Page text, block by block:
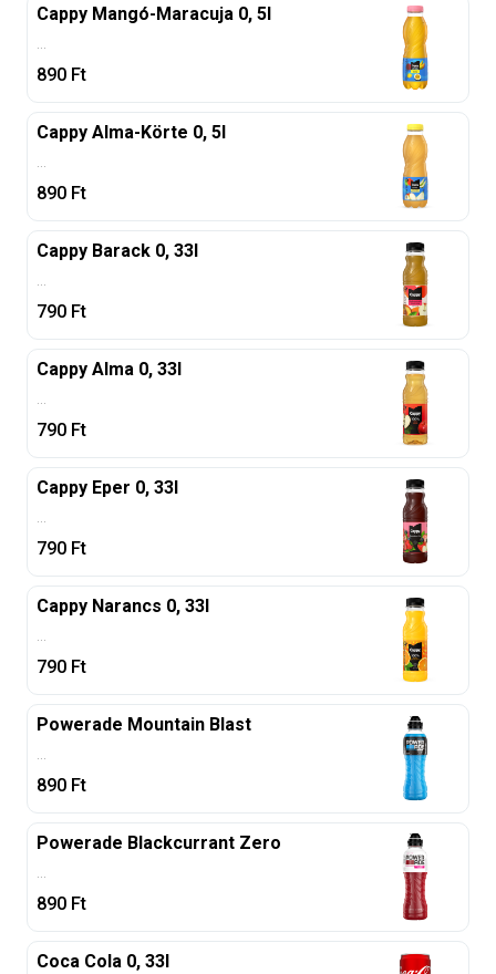
Cappy Mangó-Maracuja 0, 5l
...
890 Ft
Cappy Alma-Körte 0, 5l
...
890 Ft
Cappy Barack 0, 33l
...
790 Ft
Cappy Alma 0, 33l
...
790 Ft
Cappy Eper 0, 33l
...
790 Ft
Cappy Narancs 0, 33l
...
790 Ft
Powerade Mountain Blast
...
890 Ft
Powerade Blackcurrant Zero
...
890 Ft
Coca Cola 0, 33l